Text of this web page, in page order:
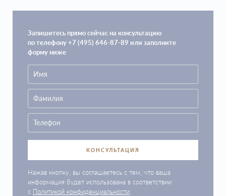
Запишитесь прямо сейчас на консультацию
по телефону +7 (495) 646-87-89 или заполните
форму ниже
КОНСУЛЬТАЦИЯ
Нажав кнопку, вы соглашаетесь с тем, что ваша
информация будет использована в соответствии
с Политикой конфиденциальности